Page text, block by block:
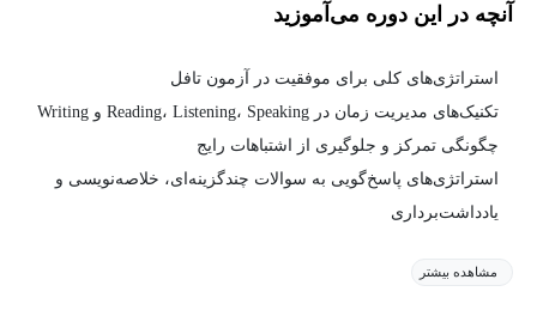
آنچه در این دوره می‌آموزید
استراتژی‌های کلی برای موفقیت در آزمون تافل
تکنیک‌های مدیریت زمان در Reading، Listening، Speaking و Writing
چگونگی تمرکز و جلوگیری از اشتباهات رایج
استراتژی‌های پاسخ‌گویی به سوالات چندگزینه‌ای، خلاصه‌نویسی و
یادداشت‌برداری
مشاهده بیشتر